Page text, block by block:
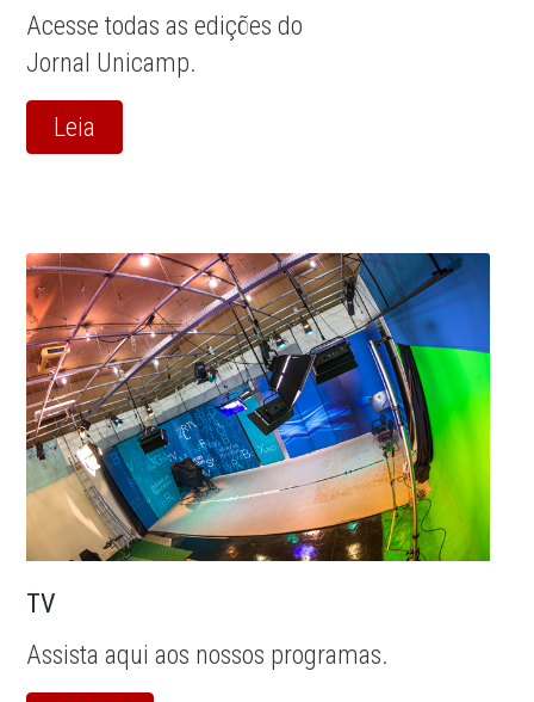
Acesse todas as edições do
Jornal Unicamp.
Leia
TV
Assista aqui aos nossos programas.